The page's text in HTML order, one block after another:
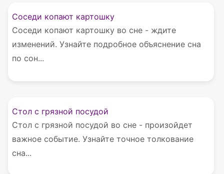
Соседи копают картошку
Соседи копают картошку во сне - ждите
изменений. Узнайте подробное объяснение сна
по сон...
Стол с грязной посудой
Стол с грязной посудой во сне - произойдет
важное событие. Узнайте точное толкование
сна...